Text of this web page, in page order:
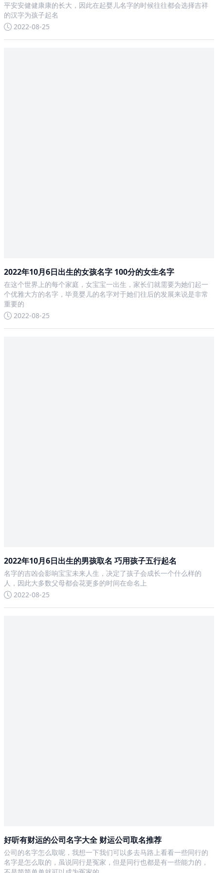
平安安健健康康的长大，因此在起婴儿名字的时候往往都会选择吉祥
的汉字为孩子起名
2022-08-25
2022年10月6日出生的女孩名字 100分的女生名字
在这个世界上的每个家庭，女宝宝一出生，家长们就需要为她们起一
个优雅大方的名字，毕竟婴儿的名字对于她们往后的发展来说是非常
重要的
2022-08-25
2022年10月6日出生的男孩取名 巧用孩子五行起名
名字的吉凶会影响宝宝未来人生，决定了孩子会成长一个什么样的
人，因此大多数父母都会花更多的时间在命名上
2022-08-25
好听有财运的公司名字大全 财运公司取名推荐
公司的名字怎么取呢，我想一下我们可以多去马路上看看一些同行的
名字是怎么取的，虽说同行是冤家，但是同行也都是有一些能力的，